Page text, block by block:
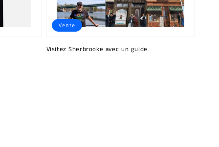
Visitez Sherbrooke avec un guide
Vente